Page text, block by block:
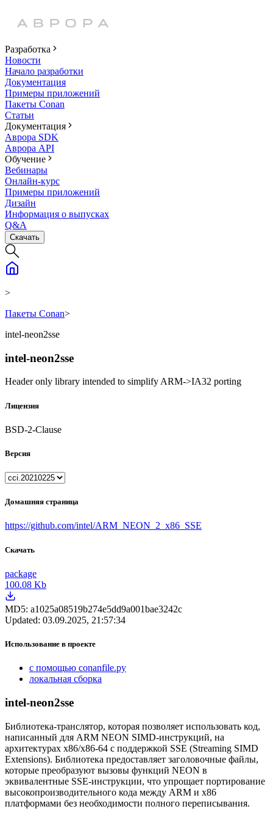
Разработка
Новости
Начало разработки
Документация
Примеры приложений
Пакеты Conan
Статьи
Документация
Аврора SDK
Аврора API
Обучение
Вебинары
Онлайн-курс
Примеры приложений
Дизайн
Информация о выпусках
Q&A
Скачать
>
Пакеты Conan>
intel-neon2sse
intel-neon2sse
Header only library intended to simplify ARM->IA32 porting
Лицензия
BSD-2-Clause
Версия
Домашняя страница
https://github.com/intel/ARM_NEON_2_x86_SSE
Скачать
package
100.08 Kb
MD5: a1025a08519b274e5dd9a001bae3242c
Updated: 03.09.2025, 21:57:34
Использование в проекте
с помощью conanfile.py
локальная сборка
intel-neon2sse
Библиотека-транслятор, которая позволяет использовать код,
написанный для ARM NEON SIMD-инструкций, на
архитектурах x86/x86-64 с поддержкой SSE (Streaming SIMD
Extensions). Библиотека предоставляет заголовочные файлы,
которые преобразуют вызовы функций NEON в
эквивалентные SSE-инструкции, что упрощает портирование
высокопроизводительного кода между ARM и x86
платформами без необходимости полного переписывания.